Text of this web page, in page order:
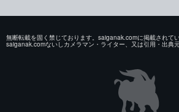
無断転載を固く禁じております。saiganak.comに掲載されて
saiganak.comないしカメラマン・ライター、又は引用・出典